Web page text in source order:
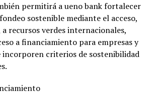
permitirá a ueno bank fortalecer
sostenible mediante el acceso,
recursos verdes internacionales,
a financiamiento para empresas y
incorporen criterios de sostenibilidad